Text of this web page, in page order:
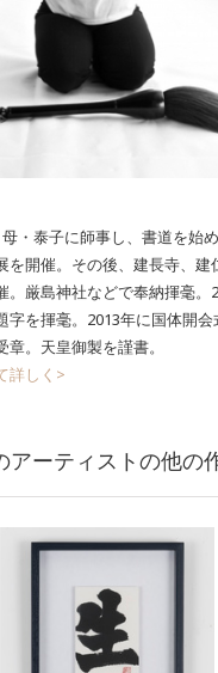
・泰子に師事し、書道を始
を開催。その後、建長寺、建
。厳島神社などで奉納揮毫。
字を揮毫。2013年に国体開
。天皇御製を謹書。
詳しく>
アーティストの他の